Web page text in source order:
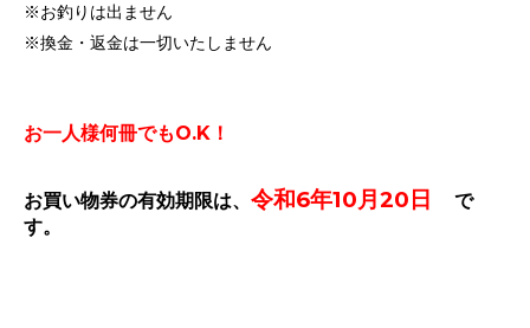
※お釣りは出ません
※換金・返金は一切いたしません
お一人様何冊でもO.K！
お買い物券の有効期限は、 令和6年10月20日
で
す。